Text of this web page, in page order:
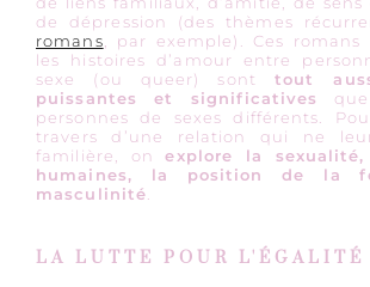
de dépression (des thèmes
romans , par exemple). Ces
les histoires d’amour entre
sexe (ou queer) sont tout
puissantes et significatives
personnes de sexes différents.
travers d’une relation qui ne
familière, onexplore la
humaines, la position de la
masculinité
LA LUTTE POUR L'ÉGALITÉ